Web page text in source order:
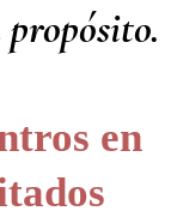
en